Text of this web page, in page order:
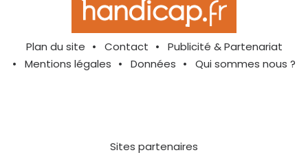
Plan du site Contact
Publicité & Partenariat
Mentions légales
Données Qui sommes nous ?
Sites partenaires